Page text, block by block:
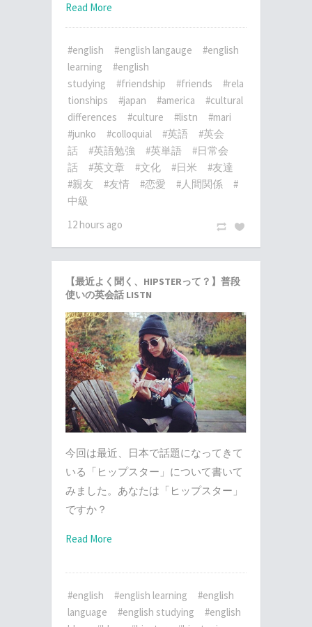
Read More
#english #english langauge
#english
learning
#english
studying
#friendship #friends
#rela
tionships
#japan #america
#cultural
differences
#culture #listn
#mari
#junko
#colloquial #英語
#英会
話
#英語勉強 #英単語
#日常会
話
#英文章 #文化 #日米
#友達
#親友
#友情 #恋愛 #人間関係
#
中級
12 hours ago
【最近よく聞く、HIPSTERって？】普段
使いの英会話 LISTN
今回は最近、日本で話題になってきて
いる「ヒップスター」について書いて
みました。あなたは「ヒップスター」
ですか？
Read More
#english #english learning
#english
language
#english studying
#english